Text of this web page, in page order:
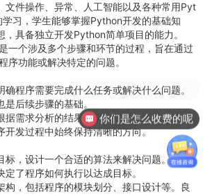
文件操作、异常、人工智能以及各种常用Pyt
习，学生能够掌握Python开发的基础知
，具备独立开发Python简单项目的能力 。
一个涉及多个步骤和环节的过程，旨在通过
序功能或解决特定的问题。
程序需要完成什么任务或解决什么问题。
后续步骤的基础。
据需求分析的结果，定义程序的目标和预期
开发过程中始终保持清晰的方向。
标，设计一个合适的算法来解决问题。算法
了程序如何执行以达成目标。
构，包括程序的模块划分、接口设计等。良
你们有哪些培训课程？
你们是怎么收费的呢